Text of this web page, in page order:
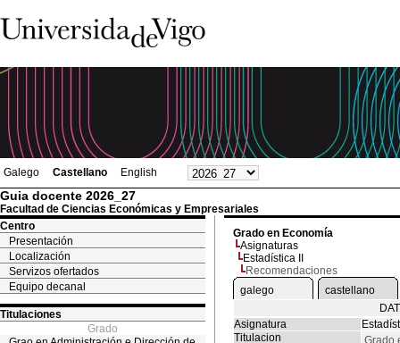
Galego Castellano English
Guia docente 2026_27
Facultad de Ciencias Económicas y Empresariales
Centro
Presentación
Localización
Servizos ofertados
Equipo decanal
Titulaciones
Grado
Grado en Economía
Asignaturas
Estadística II
Recomendaciones
galego
castellano
Asignatura
Titulacion
Grado